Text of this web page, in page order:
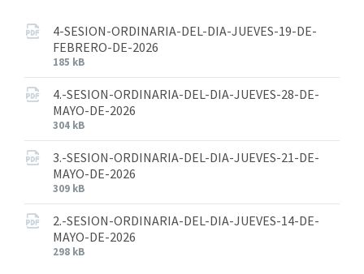
4-SESION-ORDINARIA-DEL-DIA-JUEVES-19-DE-
FEBRERO-DE-2026
185 kB
4.-SESION-ORDINARIA-DEL-DIA-JUEVES-28-DE-
MAYO-DE-2026
304 kB
3.-SESION-ORDINARIA-DEL-DIA-JUEVES-21-DE-
MAYO-DE-2026
309 kB
2.-SESION-ORDINARIA-DEL-DIA-JUEVES-14-DE-
MAYO-DE-2026
298 kB